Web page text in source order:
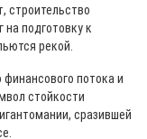
строительство
на подготовку к
рекой.
потока и
стойкости
сразившей